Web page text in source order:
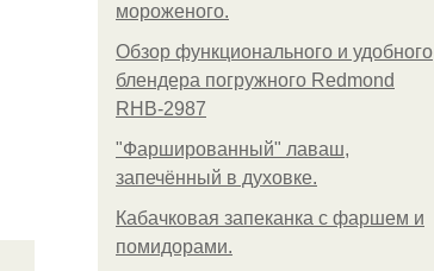
мороженого.
Обзор функционального и удобного
блендера погружного Redmond
RHB-2987
"Фаршированный" лаваш,
запечённый в духовке.
Кабачковая запеканка с фаршем и
помидорами.